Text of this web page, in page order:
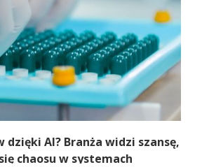
dzięki AI? Branża widzi szansę,
chaosu w systemach